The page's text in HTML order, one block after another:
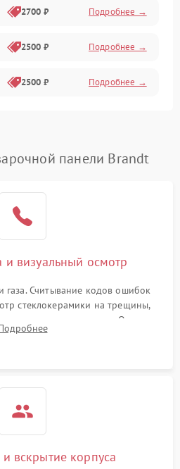
2700 ₽ Подробнее →
2500 ₽ Подробнее →
2500 ₽ Подробнее →
панели Brandt
и визуальный осмотр
газа. Считывание кодов ошибок
стеклокерамики на трещины,
равномерность нагрева. Опрос
включается, не видит посуду,
вскрытие корпуса